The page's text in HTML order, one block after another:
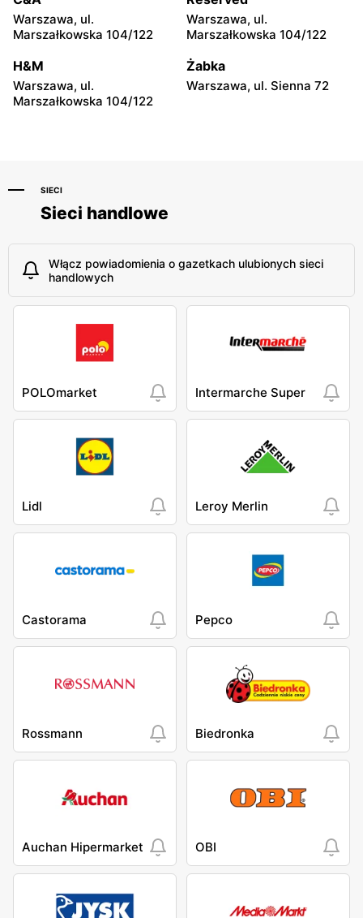
moje sklepy moje sklepy
Warszawa, ul.
Marszałkowska 104/122
Warszawa, ul.
Marszałkowska 104/122
H&M
Warszawa, ul.
Marszałkowska 104/122
Żabka
Warszawa, ul. Sienna 72
SIECI
Sieci handlowe
Włącz powiadomienia o gazetkach ulubionych sieci
handlowych
POLOmarket Intermarche Super
Lidl Leroy Merlin
Castorama Pepco
Rossmann Biedronka
Auchan Hipermarket OBI